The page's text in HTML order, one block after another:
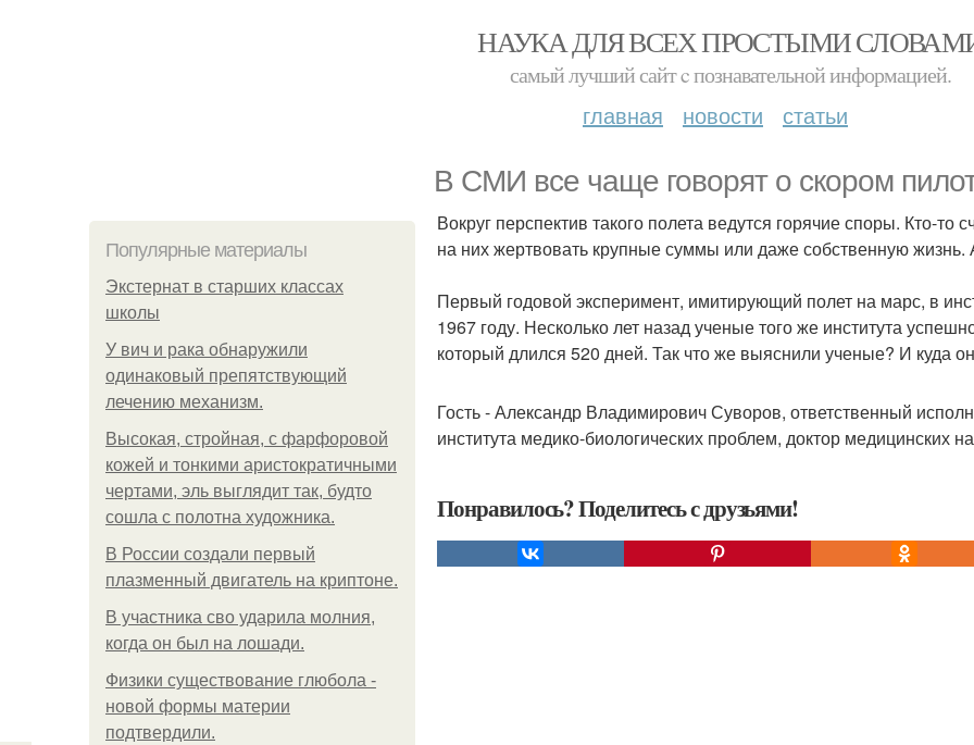
НАУКА ДЛЯ ВСЕХ ПРОСТЫМИ
самый лучший сайт c познавательной информацией.
главная новости статьи
В СМИ все чаще говорят о скором
Популярные материалы
Экстернат в старших классах
школы
У вич и рака обнаружили
одинаковый препятствующий
лечению механизм.
Высокая, стройная, с фарфоровой
кожей и тонкими аристократичными
чертами, эль выглядит так, будто
сошла с полотна художника.
В России создали первый
плазменный двигатель на криптоне.
В участника сво ударила молния,
когда он был на лошади.
Физики существование глюбола -
новой формы материи
подтвердили.
Вокруг перспектив такого полета ведутся горячие споры. Кто-то
на них жертвовать крупные суммы или даже собственную жизнь.
Первый годовой эксперимент, имитирующий полет на марс, в
1967 году. Несколько лет назад ученые того же института
который длился 520 дней. Так что же выяснили ученые? И куда
Гость - Александр Владимирович Суворов, ответственный
института медико-биологических проблем, доктор медицинских
Понравилось? Поделитесь с друзьями!